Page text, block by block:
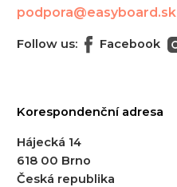
podpora@easyboard.sk
Follow us: Facebook
Korespondenční adresa
Hájecká 14
618 00 Brno
Česká republika